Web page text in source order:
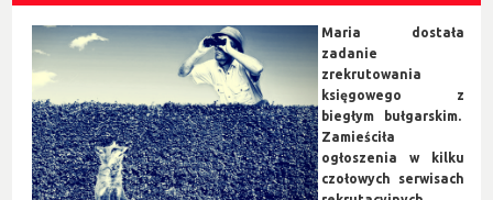
Maria dostała
zadanie
zrekrutowania
księgowego z
biegłym bułgarskim.
Zamieściła
ogłoszenia w kilku
czołowych serwisach